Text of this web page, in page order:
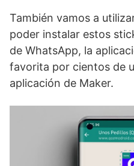
También vamos a
poder instalar estos
de WhatsApp, la
favorita por cientos de
aplicación de Maker.